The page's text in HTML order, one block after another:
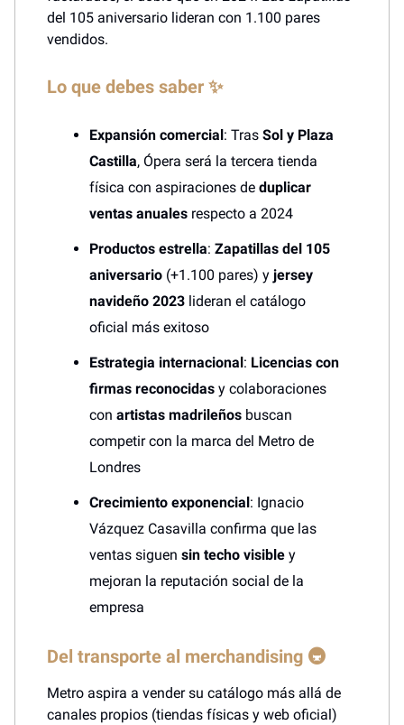
del 105 aniversario lideran con 1.100 pares
vendidos.
Lo que debes saber ✨
Expansión comercial : Tras Sol y Plaza
Castilla, Ópera será la tercera tienda
física con aspiraciones de duplicar
ventas anuales respecto a 2024
Productos estrella: Zapatillas del 105
aniversario (+1.100 pares) y jersey
navideño 2023 lideran el catálogo
oficial más exitoso
Estrategia internacional : Licencias con
firmas reconocidas y colaboraciones
con artistas madrileños buscan
competir con la marca del Metro de
Londres
Crecimiento exponencial : Ignacio
Vázquez Casavilla confirma que las
ventas siguen sin techo visible y
mejoran la reputación social de la
empresa
Del transporte al merchandising 🚇
Metro aspira a vender su catálogo más allá de
canales propios (tiendas físicas y web oficial)